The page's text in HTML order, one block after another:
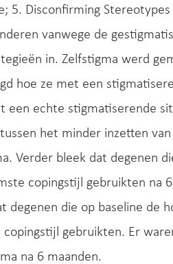
Disconfirming Stereotypes
vanwege de
in. Zelfstigma werd
hoe ze met een
een echte stigmatiserende
het minder inzetten van
Verder bleek dat degenen
copingstijl gebruikten na
degenen die op baseline de
copingstijl gebruikten. Er
na 6 maanden.